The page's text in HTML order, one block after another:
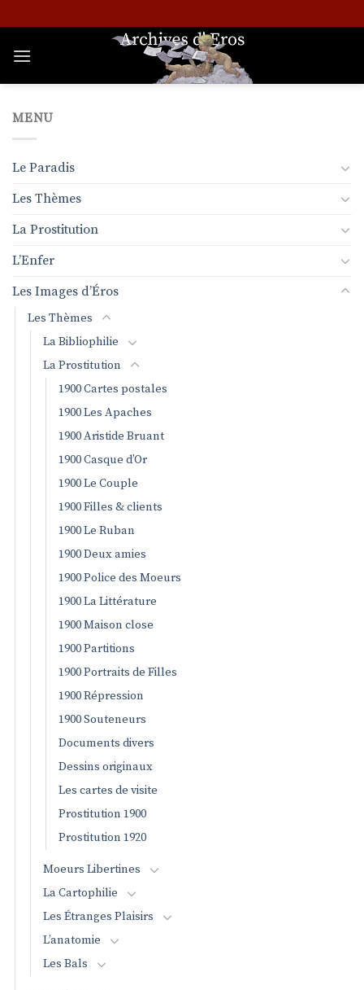
au
contenu
MENU
Le Paradis
Les Thèmes
La Prostitution
L’Enfer
Les Images d’Éros
Les Thèmes
La Bibliophilie
La Prostitution
1900 Cartes postales
1900 Les Apaches
1900 Aristide Bruant
1900 Casque d’Or
1900 Le Couple
1900 Filles & clients
1900 Le Ruban
1900 Deux amies
1900 Police des Moeurs
1900 La Littérature
1900 Maison close
1900 Partitions
1900 Portraits de Filles
1900 Répression
1900 Souteneurs
Documents divers
Dessins originaux
Les cartes de visite
Prostitution 1900
Prostitution 1920
Moeurs Libertines
La Cartophilie
Les Étranges Plaisirs
L’anatomie
Les Bals